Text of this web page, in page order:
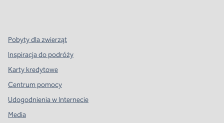
Pobyty dla zwierząt
Inspiracja do podróży
Karty kredytowe
Centrum pomocy
Udogodnienia w Internecie
Media